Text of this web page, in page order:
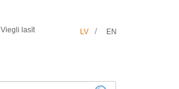
Viegli lasīt LV EN